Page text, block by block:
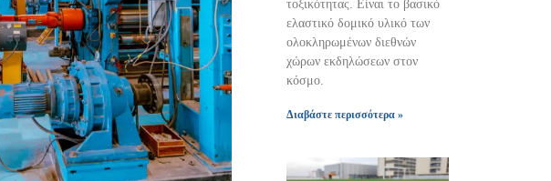
τοξικότητας. Είναι το βασικό
ελαστικό δομικό υλικό των
ολοκληρωμένων διεθνών
χώρων εκδηλώσεων στον
κόσμο.
Διαβάστε περισσότερα »